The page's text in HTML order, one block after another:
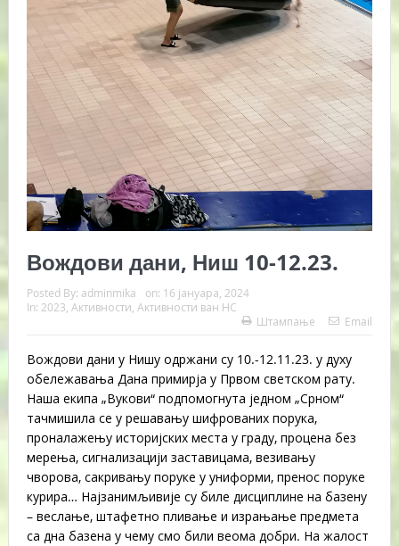
Вождови дани, Ниш 10-12.23.
Posted By: adminmika on: 16 јануара, 2024
In: 2023, Активности, Активности ван НС
Штампање
Email
Вождови дани у Нишу одржани су 10.-12.11.23. у духу
обележавања Дана примирја у Првом светском рату.
Наша екипа „Вукови“ подпомогнута једном „Срном“
тачмишила се у решавању шифрованих порука,
проналажењу историјских места у граду, процена без
мерења, сигнализацији заставицама, везивању
чворова, сакривању поруке у униформи, пренос поруке
курира… Најзанимљивије су биле дисциплине на базену
– веслање, штафетно пливање и израњање предмета
са дна базена у чему смо били веома добри. На жалост